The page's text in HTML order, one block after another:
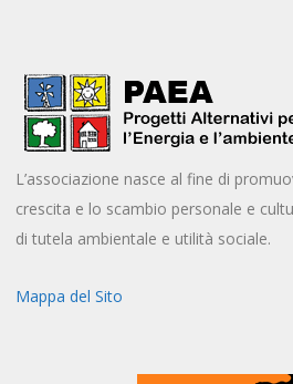
L’associazione nasce al fine di
crescita e lo scambio personale e
di tutela ambientale e utilità sociale.
Mappa del Sito